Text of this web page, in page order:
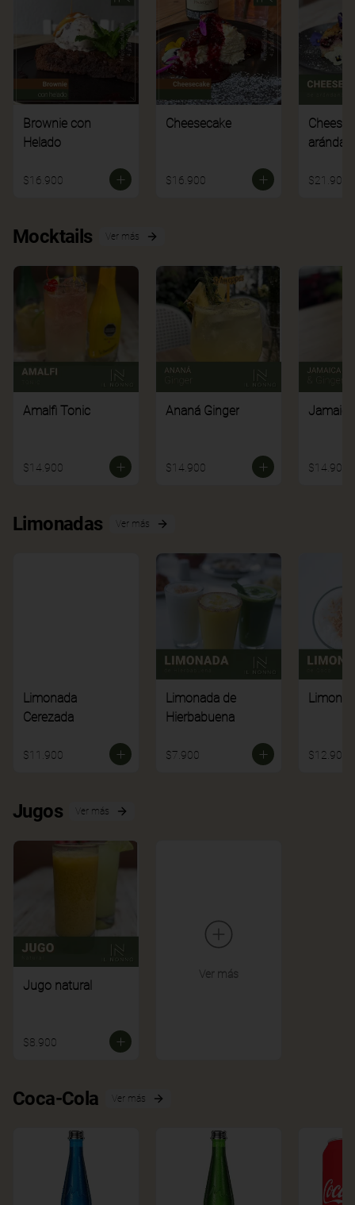
Brownie con
Helado
$16.900
Cheesecake
$16.900 $21.900
Mocktails Ver más
Amalfi Tonic
$14.900
Ananá Ginger
$14.900 $14.900
Limonadas Ver más
Limonada
Cerezada
$11.900
Limonada de
Hierbabuena
$7.900 $12.900
Jugos Ver más
Jugo natural
$8.900
Ver más
Coca-Cola Ver más